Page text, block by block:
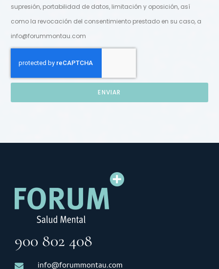
supresión, portabilidad de datos, limitación y oposición, así
como la revocación del consentimiento prestado en su caso, a
info@forummontau.com
ENVIAR
900 802 408
info@forummontau.com